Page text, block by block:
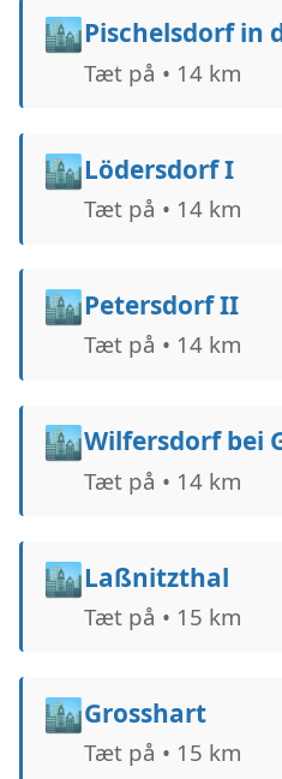
🏙️Pischelsdorf in
Tæt på • 14 km
🏙️Lödersdorf I
Tæt på • 14 km
🏙️Petersdorf II
Tæt på • 14 km
🏙️Wilfersdorf bei
Tæt på • 14 km
🏙️Laßnitzthal
Tæt på • 15 km
🏙️Grosshart
Tæt på • 15 km